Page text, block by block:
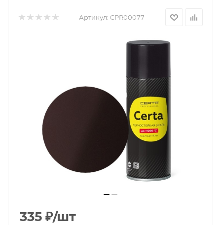
Артикул: CPR00077
335 ₽/шт